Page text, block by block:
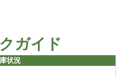
ガイド
状況